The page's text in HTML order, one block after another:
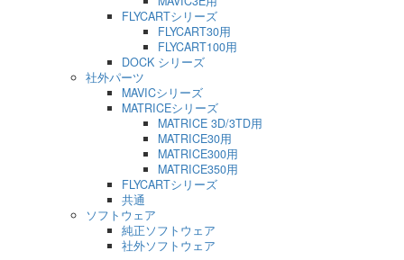
FLYCARTシリーズ
FLYCART30用
FLYCART100用
DOCK シリーズ
社外パーツ
MAVICシリーズ
MATRICEシリーズ
MATRICE 3D/3TD用
MATRICE30用
MATRICE300用
MATRICE350用
FLYCARTシリーズ
共通
ソフトウェア
純正ソフトウェア
社外ソフトウェア